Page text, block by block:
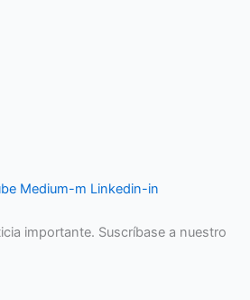
Medium-m Linkedin-in
importante. Suscríbase a nuestro